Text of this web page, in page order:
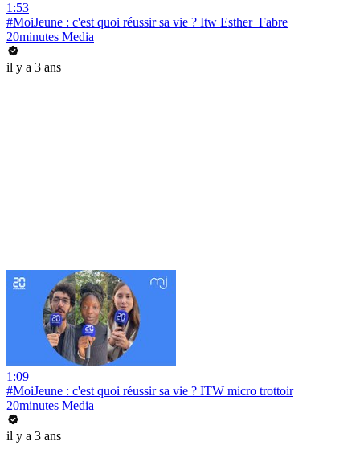
1:53
#MoiJeune : c'est quoi réussir sa vie ? Itw Esther_Fabre
20minutes Media
il y a 3 ans
1:09
#MoiJeune : c'est quoi réussir sa vie ? ITW micro trottoir
20minutes Media
il y a 3 ans